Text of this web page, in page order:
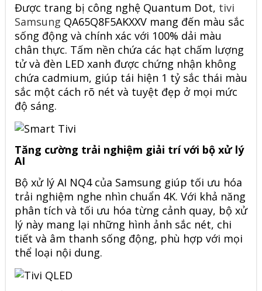
Được trang bị công nghệ Quantum Dot, tivi
Samsung QA65Q8F5AKXXV mang đến màu sắc
sống động và chính xác với 100% dải màu
chân thực. Tấm nền chứa các hạt chấm lượng
tử và đèn LED xanh được chứng nhận không
chứa cadmium, giúp tái hiện 1 tỷ sắc thái màu
sắc một cách rõ nét và tuyệt đẹp ở mọi mức
độ sáng.
Tăng cường trải nghiệm giải trí với bộ xử lý
AI
Bộ xử lý AI NQ4 của Samsung giúp tối ưu hóa
trải nghiệm nghe nhìn chuẩn 4K. Với khả năng
phân tích và tối ưu hóa từng cảnh quay, bộ xử
lý này mang lại những hình ảnh sắc nét, chi
tiết và âm thanh sống động, phù hợp với mọi
thể loại nội dung.